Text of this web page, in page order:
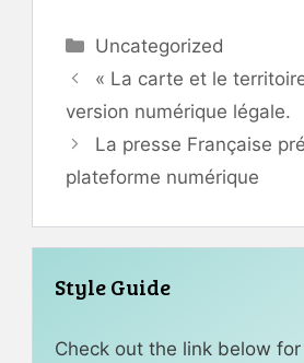
Catégories
Uncategorized
« La carte et le
version numérique légale.
La presse Française
plateforme numérique
Style Guide
Check out the link below for